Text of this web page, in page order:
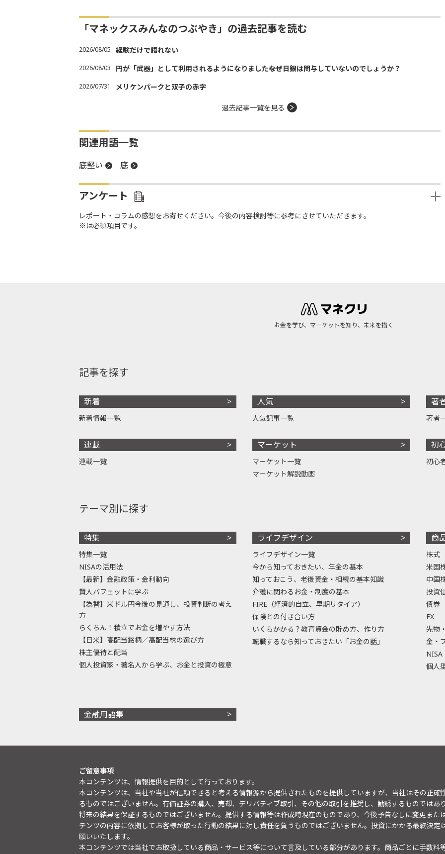
「マネックスみんなのつぶやき」の過去記事を読む
2026/08/05 経験だけで語れない
2026/08/03 円が「武器」として利用されるようになりました――なぜ日銀は関与していないのでしょうか？
2026/07/31 メリケンパークと双子の赤字
過去記事一覧を見る
関連用語一覧
底堅い 底
アンケート
レポート・コラムの感想をお寄せください。今後の内容検討等に参考にさせていただきます。
※は必須項目です。
お金を学び、マーケットを知り、未来を描く
記事を探す
新着
新着情報一覧
連載
連載一覧
人気
人気記事一覧
マーケット
マーケット一覧
マーケット解説動画
著
著者
初
初心
テーマ別に探す
特集
特集一覧
NISAの活用法
【最新】金融政策・金利動向
賢人バフェットに学ぶ
【為替】米ドル円今後の見通し、投資判断の考え
方
らくちん！積立でお金を増やす方法
【日米】高配当銘柄／高配当株の選び方
株主優待と配当
個人投資家・著名人から学ぶ、お金と投資の極意
ライフデザイン
ライフデザイン一覧
今から知っておきたい、年金の基本
知っておこう、老後資金・相続の基本知識
介護に関わるお金・制度の基本
FIRE（経済的自立、早期リタイア）
保険との付き合い方
いくらかかる？教育資金の貯め方、作り方
転職するなら知っておきたい「お金の話」
商
株式
米国
中国
投資
債券
FX
先物
金・
NISA
個人
金融用語集
ご留意事項
本コンテンツは、情報提供を目的として行っております。
本コンテンツは、当社や当社が信頼できると考える情報源から提供されたものを提供していますが、当社はその正
るものではございません。有価証券の購入、売却、デリバティブ取引、その他の取引を推奨し、勧誘するものでは
将来の結果を保証するものではございません。提供する情報等は作成時現在のものであり、今後予告なしに変更また
テンツの内容に依拠してお客様が取った行動の結果に対し責任を負うものではございません。投資にかかる最終決
願いいたします。
本コンテンツでは当社でお取扱している商品・サービス等について言及している部分があります。商品ごとに手数料